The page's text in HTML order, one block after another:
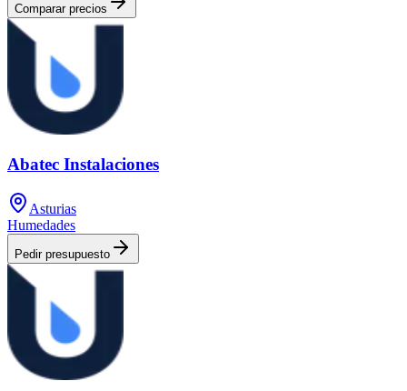
Comparar precios
Abatec Instalaciones
Asturias
Humedades
Pedir presupuesto